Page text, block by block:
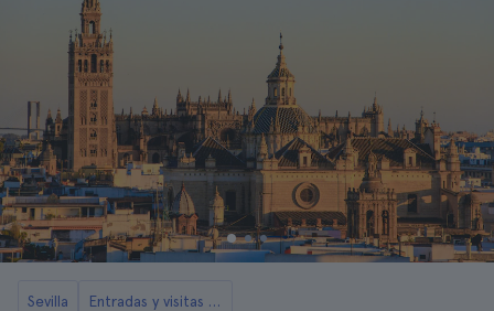
Sevilla Entradas y visitas a la Catedral y la Giralda de Sevilla